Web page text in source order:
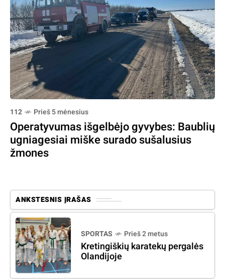
112 Prieš 5 mėnesius
Operatyvumas išgelbėjo gyvybes: Baublių
ugniagesiai miške surado sušalusius
žmones
ANKSTESNIS ĮRAŠAS
SPORTAS Prieš 2 metus
Kretingiškių karatekų pergalės
Olandijoje